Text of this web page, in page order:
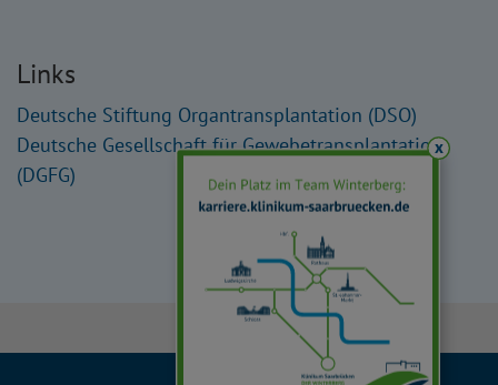
Links
Deutsche Stiftung Organtransplantation (DSO)
Deutsche Gesellschaft für Gewebetransplantation
(DGFG)
x